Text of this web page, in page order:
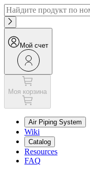
Мой счет
Моя корзина
Air Piping System
Wiki
Catalog
Resources
FAQ